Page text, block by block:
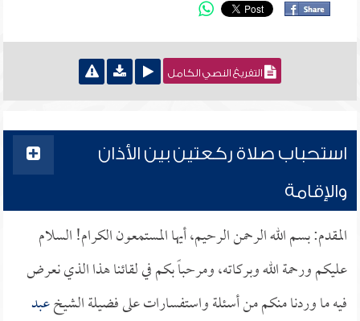
التفريغ النصي الكامل
استحباب صلاة ركعتين بين الأذان
والإقامة
المقدم: بسم الله الرحمن الرحيم، أيها المستمعون الكرام! السلام
عليكم ورحمة الله وبركاته، ومرحباً بكم في لقائنا هذا الذي نعرض
فيه ما وردنا منكم من أسئلة واستفسارات على فضيلة الشيخعبد